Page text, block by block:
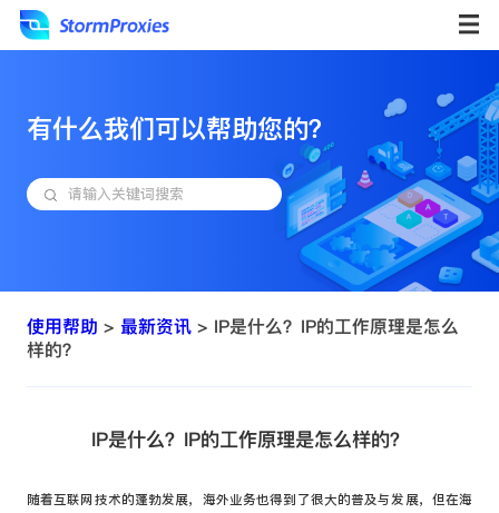
有什么我们可以帮助您的？
使用帮助 > 最新资讯> IP是什么？IP的工作原理是怎么
样的？
IP是什么？IP的工作原理是怎么样的？
随着互联网技术的蓬勃发展，海外业务也得到了很大的普及与发展，但在海